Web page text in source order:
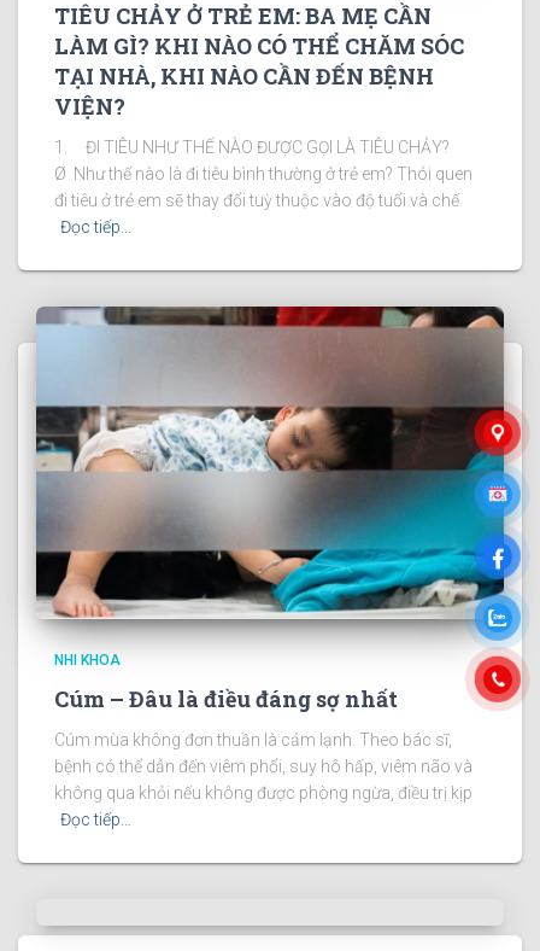
TIÊU CHẢY Ở TRẺ EM: BA MẸ CẦN
LÀM GÌ? KHI NÀO CÓ THỂ CHĂM SÓC
TẠI NHÀ, KHI NÀO CẦN ĐẾN BỆNH
VIỆN?
1. ĐI TIÊU NHƯ THẾ NÀO ĐƯỢC GỌI LÀ TIÊU CHẢY?
Ø Như thế nào là đi tiêu bình thường ở trẻ em? Thói quen
đi tiêu ở trẻ em sẽ thay đổi tuỳ thuộc vào độ tuổi và chế
Đọc tiếp…
NHI KHOA
Cúm – Đâu là điều đáng sợ nhất
Cúm mùa không đơn thuần là cảm lạnh. Theo bác sĩ,
bệnh có thể dẫn đến viêm phổi, suy hô hấp, viêm não và
không qua khỏi nếu không được phòng ngừa, điều trị kịp
Đọc tiếp…